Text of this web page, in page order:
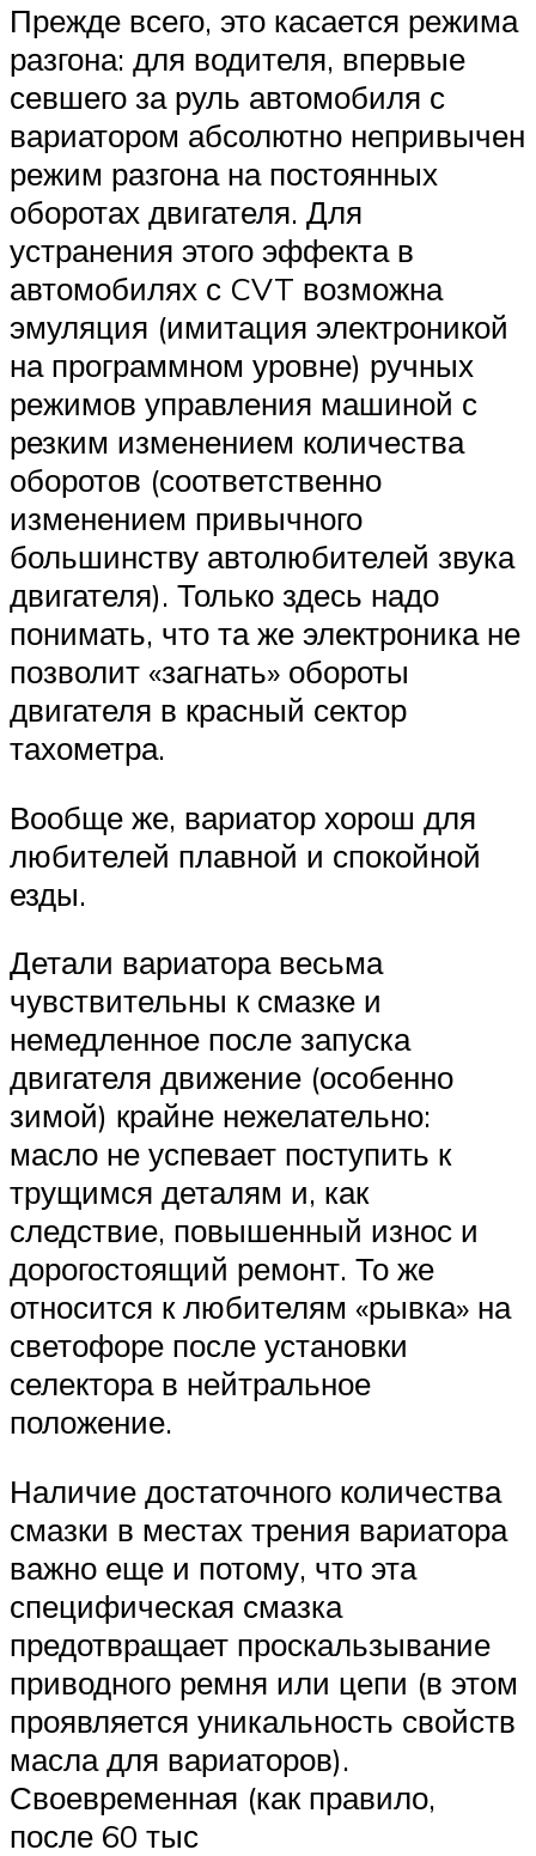
Прежде всего, это касается режима
разгона: для водителя, впервые
севшего за руль автомобиля с
вариатором абсолютно непривычен
режим разгона на постоянных
оборотах двигателя. Для
устранения этого эффекта в
автомобилях с CVT возможна
эмуляция (имитация электроникой
на программном уровне) ручных
режимов управления машиной с
резким изменением количества
оборотов (соответственно
изменением привычного
большинству автолюбителей звука
двигателя). Только здесь надо
понимать, что та же электроника не
позволит «загнать» обороты
двигателя в красный сектор
тахометра.
Вообще же, вариатор хорош для
любителей плавной и спокойной
езды.
Детали вариатора весьма
чувствительны к смазке и
немедленное после запуска
двигателя движение (особенно
зимой) крайне нежелательно:
масло не успевает поступить к
трущимся деталям и, как
следствие, повышенный износ и
дорогостоящий ремонт. То же
относится к любителям «рывка» на
светофоре после установки
селектора в нейтральное
положение.
Наличие достаточного количества
смазки в местах трения вариатора
важно еще и потому, что эта
специфическая смазка
предотвращает проскальзывание
приводного ремня или цепи (в этом
проявляется уникальность свойств
масла для вариаторов).
Своевременная (как правило,
после 60 тыс